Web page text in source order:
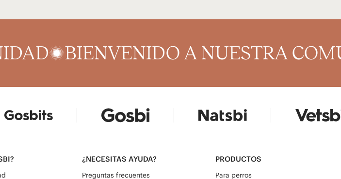
BIENVENIDO A NUESTRA
¿NECESITAS AYUDA?
Preguntas frecuentes
PRODUCTOS
Para perros